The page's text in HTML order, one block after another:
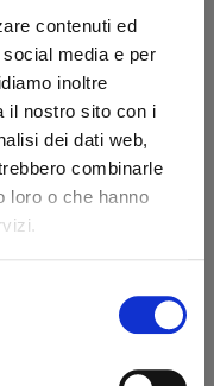
contenuti ed
media e per
inoltre
il nostro sito con i
dei dati web,
combinarle
loro o che hanno